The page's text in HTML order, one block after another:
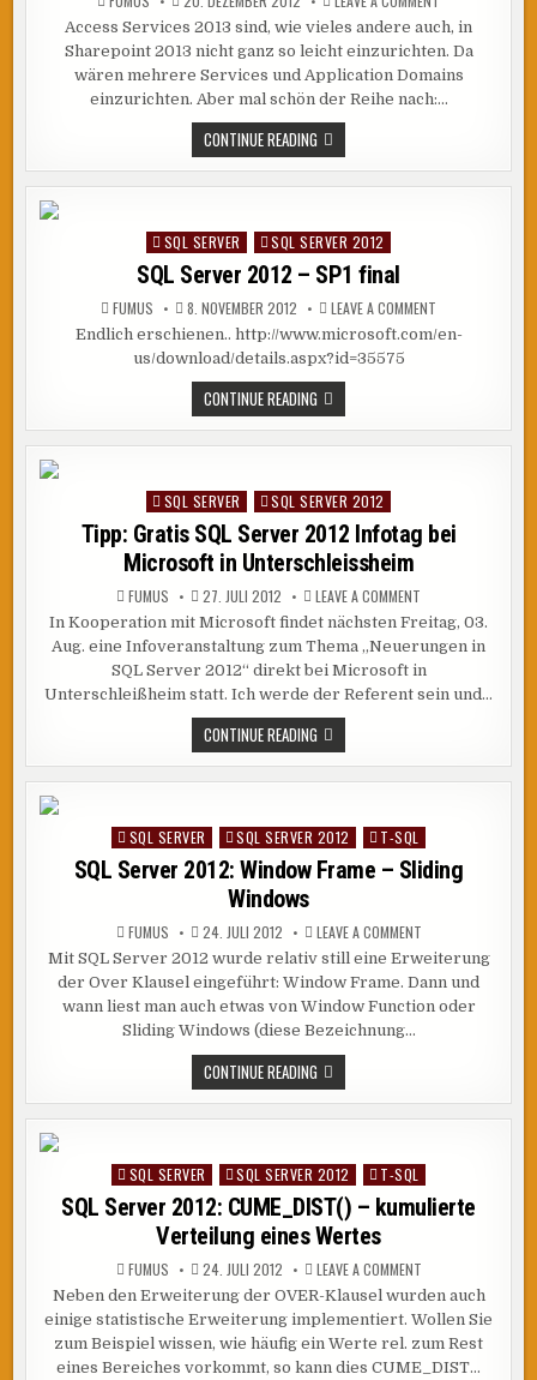
2013:
ACCESS
SERVICES
KONFIGURIEREN
Access Services 2013 sind, wie vieles andere auch, in
Sharepoint 2013 nicht ganz so leicht einzurichten. Da
wären mehrere Services und Application Domains
einzurichten. Aber mal schön der Reihe nach:…
CONTINUE READING SHAREPOINT
2013:
ACCESS
SERVICES
Posted
in
SQL SERVER SQL SERVER 2012
SQL Server 2012 – SP1 final
FUMUS 8. NOVEMBER 2012 LEAVE A COMMENT
SERVER
Endlich erschienen.. http://www.microsoft.com/en-
us/download/details.aspx?id=35575
CONTINUE READING SQL
SERVER
2012
–
Posted
in
SQL SERVER SQL SERVER 2012
Tipp: Gratis SQL Server 2012 Infotag bei
Microsoft in Unterschleissheim
FUMUS 27. JULI 2012 LEAVE A COMMENT
GRATIS
SERVER
2012
INFOTAG
BEI
In Kooperation mit Microsoft findet nächsten Freitag, 03.
Aug. eine Infoveranstaltung zum Thema „Neuerungen in
SQL Server 2012“ direkt bei Microsoft in
Unterschleißheim statt. Ich werde der Referent sein und…
CONTINUE READING TIPP:
GRATIS
SQL
SERVER
BEI
MICROSOFT
IN
UNTERSCHLEISSHEIM
Posted
in
SQL SERVER SQL SERVER 2012 T-SQL
SQL Server 2012: Window Frame – Sliding
Windows
FUMUS 24. JULI 2012 LEAVE A COMMENTON
SERVER
2012:
WINDOW
FRAME
–
Mit SQL Server 2012 wurde relativ still eine Erweiterung
der Over Klausel eingeführt: Window Frame. Dann und
wann liest man auch etwas von Window Function oder
Sliding Windows (diese Bezeichnung…
CONTINUE READING SQL
SERVER
2012:
WINDOW
SLIDING
WINDOWS
Posted
in
SQL SERVER SQL SERVER 2012 T-SQL
SQL Server 2012: CUME_DIST() – kumulierte
Verteilung eines Wertes
FUMUS 24. JULI 2012 LEAVE A COMMENTON
SERVER
2012:
CUME_DIST()
–
KUMULIERTE
VERTEILUNG
Neben den Erweiterung der OVER-Klausel wurden auch
einige statistische Erweiterung implementiert. Wollen Sie
zum Beispiel wissen, wie häufig ein Werte rel. zum Rest
eines Bereiches vorkommt, so kann dies CUME_DIST…